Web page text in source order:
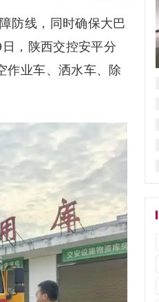
防线，同时确保大巴
，陕西交控安平分
作业车、洒水车、除